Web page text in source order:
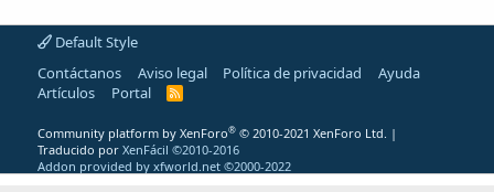
Default Style
Contáctanos
Aviso legal Política de privacidad
Ayuda
Artículos
Portal
R
Community platform by XenForo® © 2010-2021 XenForo Ltd. |
Traducido por XenFácil ©2010-2016
Addon provided by xfworld.net ©2000-2022